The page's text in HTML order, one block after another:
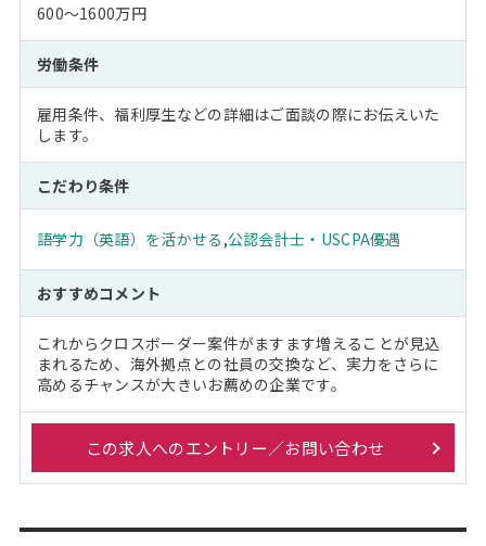
600～1600万円
労働条件
雇用条件、福利厚生などの詳細はご面談の際にお伝えいた
します。
こだわり条件
語学力（英語）を活かせる ,公認会計士・USCPA優遇
おすすめコメント
これからクロスボーダー案件がますます増えることが見込
まれるため、海外拠点との社員の交換など、実力をさらに
高めるチャンスが大きいお薦めの企業です。
この求人へのエントリー／お問い合わせ